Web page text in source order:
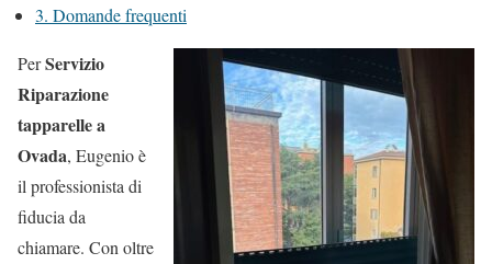
3. Domande frequenti
PerServizio
Riparazione
tapparelle a
Ovada, Eugenio è
il professionista di
fiducia da
chiamare. Con oltre